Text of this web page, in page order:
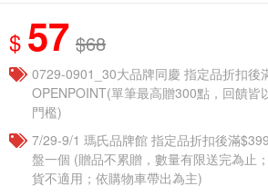
$ 57 $68
0729-0901_30大品牌同慶 指定品折扣後
OPENPOINT(單筆最高贈300點，回饋皆
門檻)
7/29-9/1 瑪氏品牌館 指定品折扣後滿
盤一個​ (贈品不累贈，數量有限送完為止
貨不適用；依購物車帶出為主)